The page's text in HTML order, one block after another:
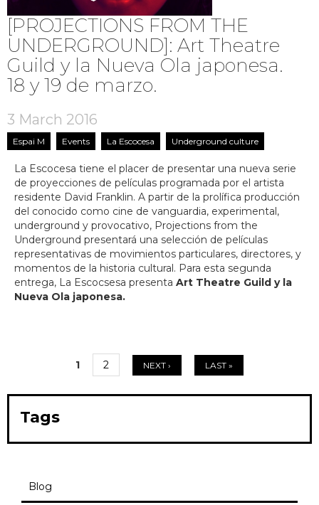
[PROJECTIONS FROM THE
UNDERGROUND]: Art Theatre
Guild y la Nueva Ola japonesa.
18 y 19 de marzo.
3 March 2016
Espai M Events La Escocesa Underground culture
La Escocesa tiene el placer de presentar una nueva serie
de proyecciones de películas programada por el artista
residente David Franklin. A partir de la prolífica producción
del conocido como cine de vanguardia, experimental,
underground y provocativo, Projections from the
Underground presentará una selección de películas
representativas de movimientos particulares, directores, y
momentos de la historia cultural. Para esta segunda
entrega, La Escocsesa presenta Art Theatre Guild y la
Nueva Ola japonesa.
1 2 NEXT › LAST »
Tags
Blog